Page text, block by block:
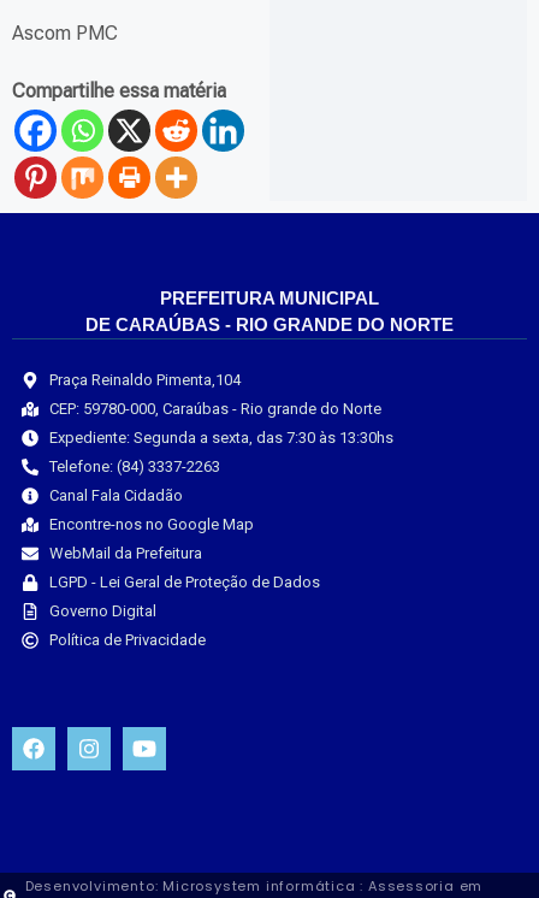
Ascom PMC
Compartilhe essa matéria
PREFEITURA MUNICIPAL
DE CARAÚBAS - RIO GRANDE DO NORTE
Praça Reinaldo Pimenta,104
CEP: 59780-000, Caraúbas - Rio grande do Norte
Expediente: Segunda a sexta, das 7:30 às 13:30hs
Telefone: (84) 3337-2263
Canal Fala Cidadão
Encontre-nos no Google Map
WebMail da Prefeitura
LGPD - Lei Geral de Proteção de Dados
Governo Digital
Política de Privacidade
Desenvolvimento: Microsystem informática : Assessoria em